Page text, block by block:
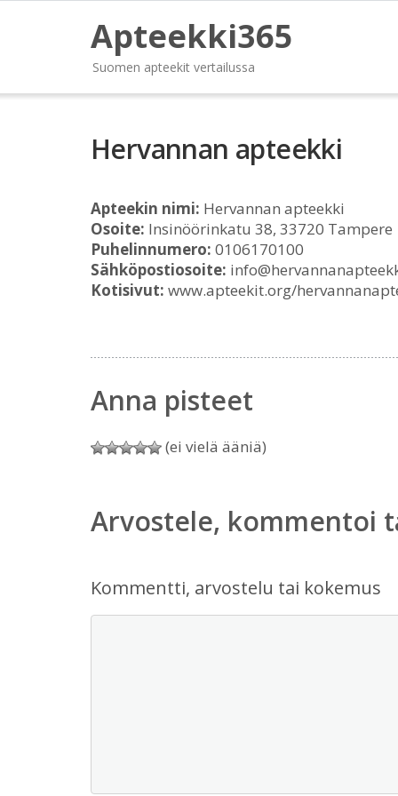
Apteekki365
Suomen apteekit vertailussa
Hervannan apteekki
Apteekin nimi: Hervannan apteekki
Osoite: Insinöörinkatu 38, 33720 Tampere
Puhelinnumero: 0106170100
Sähköpostiosoite:
Kotisivut: www.apteekit.org/
Anna pisteet
(ei vielä ääniä)
Arvostele, kommentoi
Kommentti, arvostelu tai kokemus